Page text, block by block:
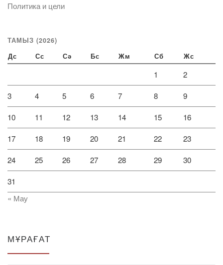
Политика и цели
ТАМЫЗ (2026)
Дс Сс Сә Бс Жм Сб Жс
1 2
3 4 5 6 7 8 9
10 11 12 13 14 15 16
17 18 19 20 21 22 23
24 25 26 27 28 29 30
31
« Мау
МҰРАҒАТ